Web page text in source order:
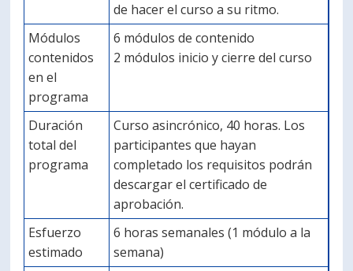
de hacer el curso a su ritmo.
Módulos
contenidos
en el
programa
6 módulos de contenido
2 módulos inicio y cierre del curso
Duración
total del
programa
Curso asincrónico, 40 horas. Los
participantes que hayan
completado los requisitos podrán
descargar el certificado de
aprobación.
Esfuerzo
estimado
6 horas semanales (1 módulo a la
semana)